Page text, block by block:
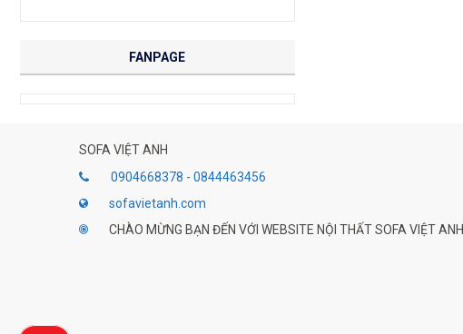
FANPAGE
SOFA VIỆT ANH
0904668378 - 0844463456
sofavietanh.com
CHÀO MỪNG BẠN ĐẾN VỚI WEBSITE NỘI THẤT SOFA VIỆT ANH